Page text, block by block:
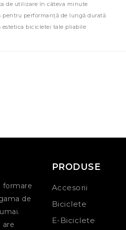
de utilizare în câteva minute
pentru performanță de lungă durată
estetica bicicletei tale pliabile
formare
de
are
PRODUSE
Accesorii
Biciclete
E-Biciclete